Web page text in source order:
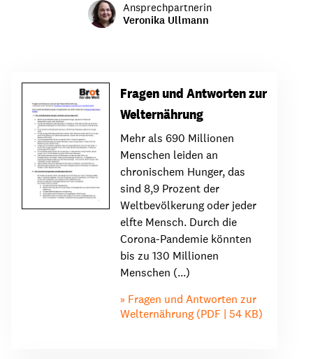
Ansprechpartnerin
Veronika Ullmann
Fragen und Antworten zur
Welternährung
Mehr als 690 Millionen
Menschen leiden an
chronischem Hunger, das
sind 8,9 Prozent der
Weltbevölkerung oder jeder
elfte Mensch. Durch die
Corona-Pandemie könnten
bis zu 130 Millionen
Menschen (...)
Fragen und Antworten zur
Welternährung (PDF | 54 KB)